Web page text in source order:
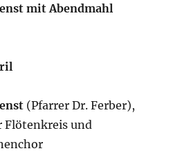
mit Abendmahl
(Pfarrer Dr. Ferber),
Flötenkreis und